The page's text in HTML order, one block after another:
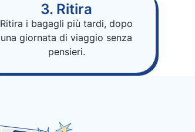
3. Ritira
Ritira i bagagli più tardi, dopo
una giornata di viaggio senza
pensieri.